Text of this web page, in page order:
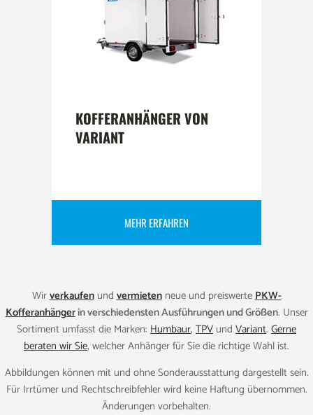
KOFFERANHÄNGER VON
VARIANT
MEHR ERFAHREN
Wirverkaufenundvermietenneue und preiswertePKW-
Kofferanhängerin verschiedensten Ausführungen und Größen. Unser
Sortiment umfasst die Marken: Humbaur, TPV und Variant. Gerne
beraten wir Sie, welcher Anhänger für Sie die richtige Wahl ist.
Abbildungen können mit und ohne Sonderausstattung dargestellt sein.
Für Irrtümer und Rechtschreibfehler wird keine Haftung übernommen.
Änderungen vorbehalten.